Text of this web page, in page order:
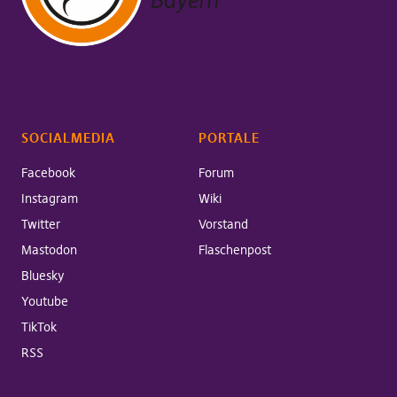
SOCIALMEDIA
Facebook
Instagram
Twitter
Mastodon
Bluesky
Youtube
TikTok
RSS
PORTALE
Forum
Wiki
Vorstand
Flaschenpost